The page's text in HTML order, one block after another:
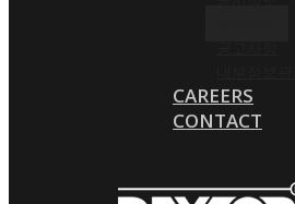
CAREERS
CONTACT